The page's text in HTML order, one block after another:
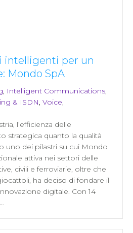
intelligenti per un
Mondo SpA
, Intelligent Communications,
& ISDN, Voice,
l’efficienza delle
strategica quanto la qualità
uno dei pilastri su cui Mondo
attiva nei settori delle
civili e ferroviarie, oltre che
ha deciso di fondare il
digitale. Con 14